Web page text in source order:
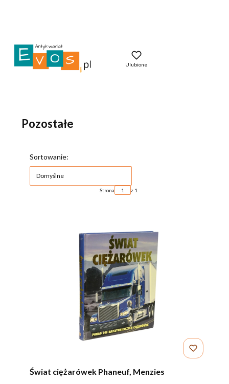
Ulubione
Pozostałe
Lista produktów
Sortowanie:
Domyślne
Strona z 1
Świat ciężarówek Phaneuf, Menzies